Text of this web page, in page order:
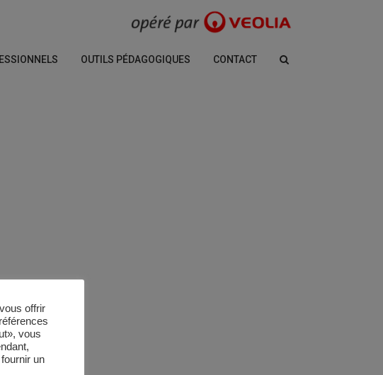
OUTILS PÉDAGOGIQUES CONTACT
offrir
vous
un